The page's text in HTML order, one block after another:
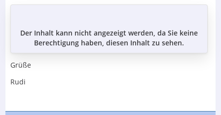
Der Inhalt kann nicht angezeigt werden, da Sie keine
Berechtigung haben, diesen Inhalt zu sehen.
Grüße
Rudi